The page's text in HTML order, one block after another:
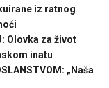
iz ratnog
Olovka za život
inatu
„Naša